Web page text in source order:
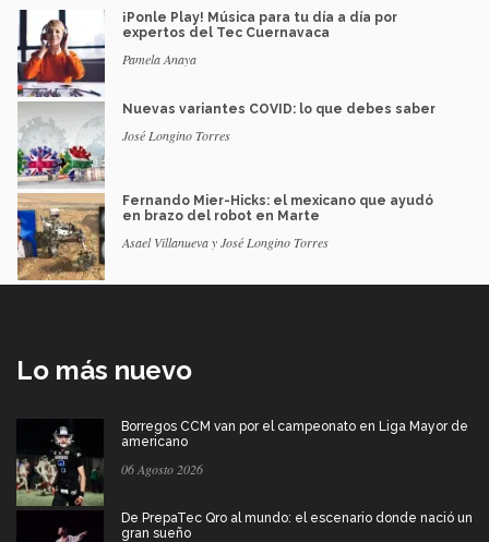
¡Ponle Play! Música para tu día a día por
expertos del Tec Cuernavaca
Pamela Anaya
Nuevas variantes COVID: lo que debes saber
José Longino Torres
Fernando Mier-Hicks: el mexicano que ayudó
en brazo del robot en Marte
Asael Villanueva y José Longino Torres
Lo más nuevo
Borregos CCM van por el campeonato en Liga Mayor de
americano
06 Agosto 2026
De PrepaTec Qro al mundo: el escenario donde nació un
gran sueño